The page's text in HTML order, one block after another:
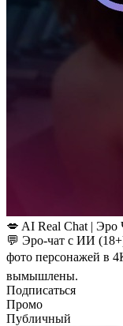
💋 AI Real Chat |
💬 Эро-чат с ИИ
фото персонажей в
вымышлены.
Подписаться
Промо
Публичный